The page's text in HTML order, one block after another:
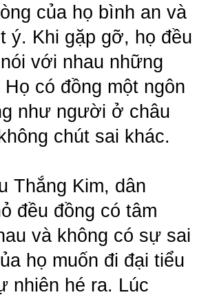
của họ bình an và
ý. Khi gặp gỡ, họ đều
với nhau những
có đồng một ngôn
như người ở châu
không chút sai khác.
Thắng Kim, dân
đều đồng có tâm
và không có sự sai
họ muốn đi đại tiểu
nhiên hé ra. Lúc